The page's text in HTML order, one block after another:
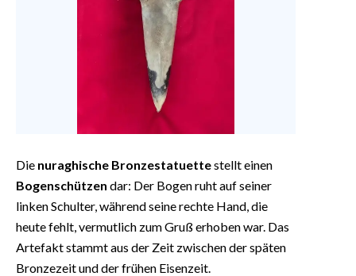
Die nuraghische Bronzestatuettestellt einen
Bogenschützen dar: Der Bogen ruht auf seiner
linken Schulter, während seine rechte Hand, die
heute fehlt, vermutlich zum Gruß erhoben war. Das
Artefakt stammt aus der Zeit zwischen der späten
Bronzezeit und der frühen Eisenzeit.